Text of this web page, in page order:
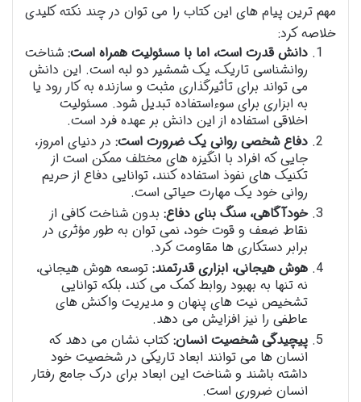
مهم ترین پیام های این کتاب را می توان در چند نکته کلیدی
خلاصه کرد:
دانش قدرت است، اما با مسئولیت همراه است: شناخت
روانشناسی تاریک، یک شمشیر دو لبه است. این دانش
می تواند برای تأثیرگذاری مثبت و سازنده به کار رود یا
به ابزاری برای سوءاستفاده تبدیل شود. مسئولیت
اخلاقی استفاده از این دانش بر عهده فرد است.
دفاع شخصی روانی یک ضرورت است: در دنیای امروز،
جایی که افراد با انگیزه های مختلف ممکن است از
تکنیک های نفوذ استفاده کنند، توانایی دفاع از حریم
روانی خود یک مهارت حیاتی است.
خودآگاهی، سنگ بنای دفاع: بدون شناخت کافی از
نقاط ضعف و قوت خود، نمی توان به طور مؤثری در
برابر دستکاری ها مقاومت کرد.
هوش هیجانی، ابزاری قدرتمند: توسعه هوش هیجانی،
نه تنها به بهبود روابط کمک می کند، بلکه توانایی
تشخیص نیت های پنهان و مدیریت واکنش های
عاطفی را نیز افزایش می دهد.
پیچیدگی شخصیت انسان:کتاب نشان می دهد که
انسان ها می توانند ابعاد تاریکی در شخصیت خود
داشته باشند و شناخت این ابعاد برای درک جامع رفتار
انسان ضروری است.